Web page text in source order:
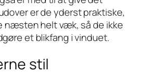
er de yderst praktiske,
næsten helt væk, så de ikke
et blikfang i vinduet.
stil